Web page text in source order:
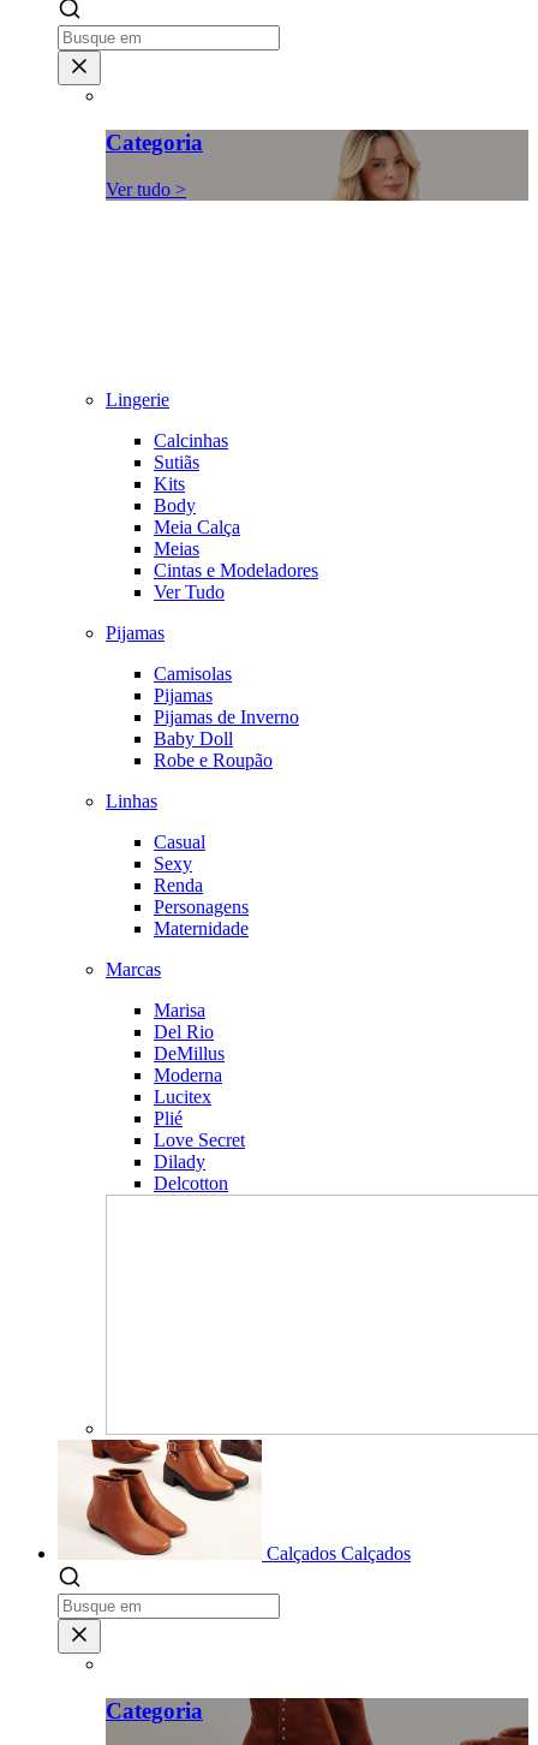
Categoria
Ver tudo >
Lingerie
Calcinhas
Sutiãs
Kits
Body
Meia Calça
Meias
Cintas e Modeladores
Ver Tudo
Pijamas
Camisolas
Pijamas
Pijamas de Inverno
Baby Doll
Robe e Roupão
Linhas
Casual
Sexy
Renda
Personagens
Maternidade
Marcas
Marisa
Del Rio
DeMillus
Moderna
Lucitex
Plié
Love Secret
Dilady
Delcotton
Calçados Calçados
Categoria